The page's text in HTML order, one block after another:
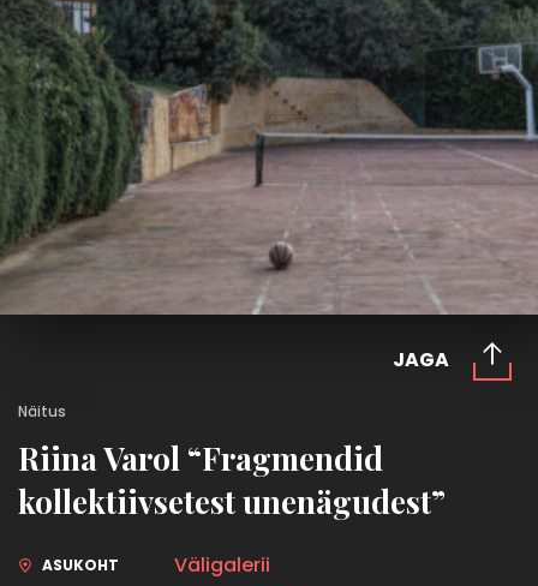
Näitus
Riina Varol “Fragmendid
kollektiivsetest unenägudest”
ASUKOHT Väligalerii
JAGA